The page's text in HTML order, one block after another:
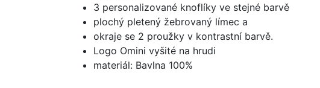
3 personalizované knoflíky ve stejné barvě
plochý pletený žebrovaný límec a
okraje se 2 proužky v kontrastní barvě.
Logo Omini vyšité na hrudi
materiál: Bavlna 100%